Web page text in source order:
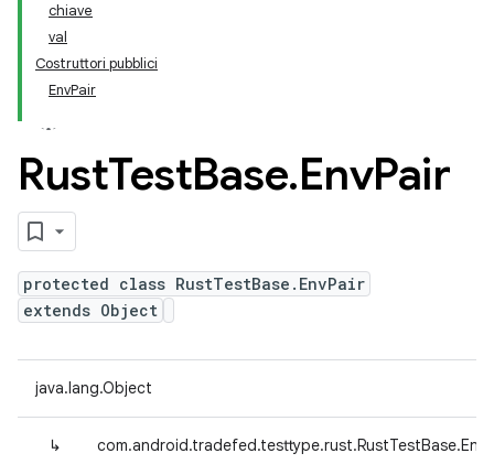
chiave
val
Costruttori pubblici
EnvPair
RustTestBase.EnvPair
protected class RustTestBase.EnvPair
extends Object
java.lang.Object
↳